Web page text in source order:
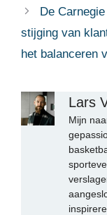
De
stijging van
het balanceren
Lars
Mijn